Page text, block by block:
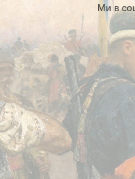
Ми в